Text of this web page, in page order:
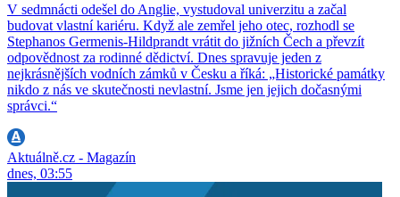
V sedmnácti odešel do Anglie, vystudoval univerzitu a začal
budovat vlastní kariéru. Když ale zemřel jeho otec, rozhodl se
Stephanos Germenis-Hildprandt vrátit do jižních Čech a převzít
odpovědnost za rodinné dědictví. Dnes spravuje jeden z
nejkrásnějších vodních zámků v Česku a říká: „Historické památky
nikdo z nás ve skutečnosti nevlastní. Jsme jen jejich dočasnými
správci.“
Aktuálně.cz - Magazín
dnes, 03:55